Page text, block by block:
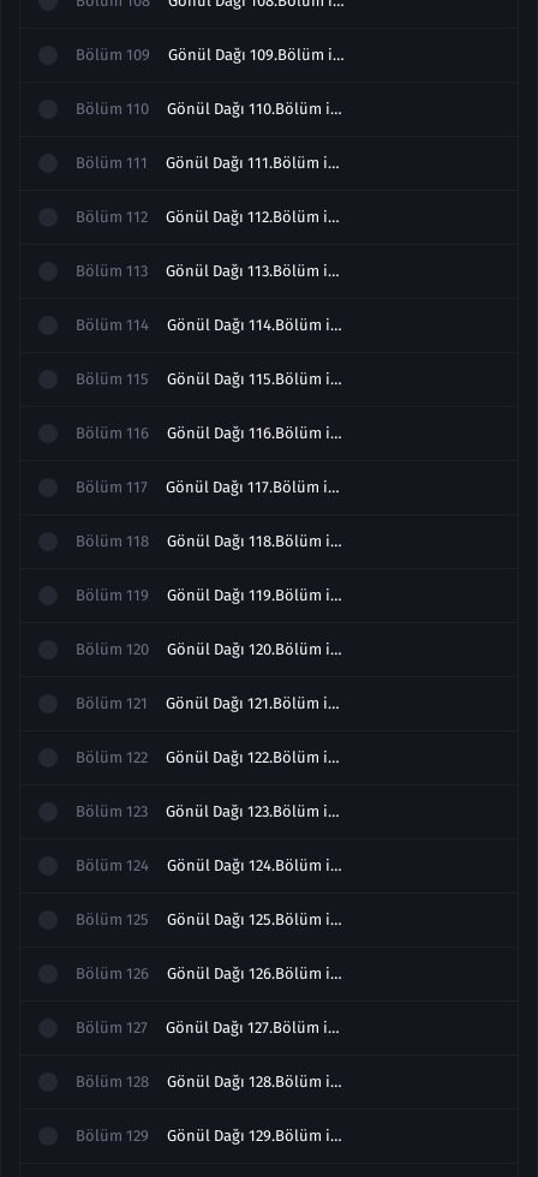
Bölüm 109 Gönül Dağı 109.Bölüm izle
Bölüm 110 Gönül Dağı 110.Bölüm izle
Bölüm 111 Gönül Dağı 111.Bölüm izle
Bölüm 112 Gönül Dağı 112.Bölüm izle
Bölüm 113 Gönül Dağı 113.Bölüm izle
Bölüm 114 Gönül Dağı 114.Bölüm izle
Bölüm 115 Gönül Dağı 115.Bölüm izle
Bölüm 116 Gönül Dağı 116.Bölüm izle
Bölüm 117 Gönül Dağı 117.Bölüm izle
Bölüm 118 Gönül Dağı 118.Bölüm izle
Bölüm 119 Gönül Dağı 119.Bölüm izle
Bölüm 120 Gönül Dağı 120.Bölüm izle
Bölüm 121 Gönül Dağı 121.Bölüm izle
Bölüm 122 Gönül Dağı 122.Bölüm izle
Bölüm 123 Gönül Dağı 123.Bölüm izle
Bölüm 124 Gönül Dağı 124.Bölüm izle
Bölüm 125 Gönül Dağı 125.Bölüm izle
Bölüm 126 Gönül Dağı 126.Bölüm izle
Bölüm 127 Gönül Dağı 127.Bölüm izle
Bölüm 128 Gönül Dağı 128.Bölüm izle
Bölüm 129 Gönül Dağı 129.Bölüm izle